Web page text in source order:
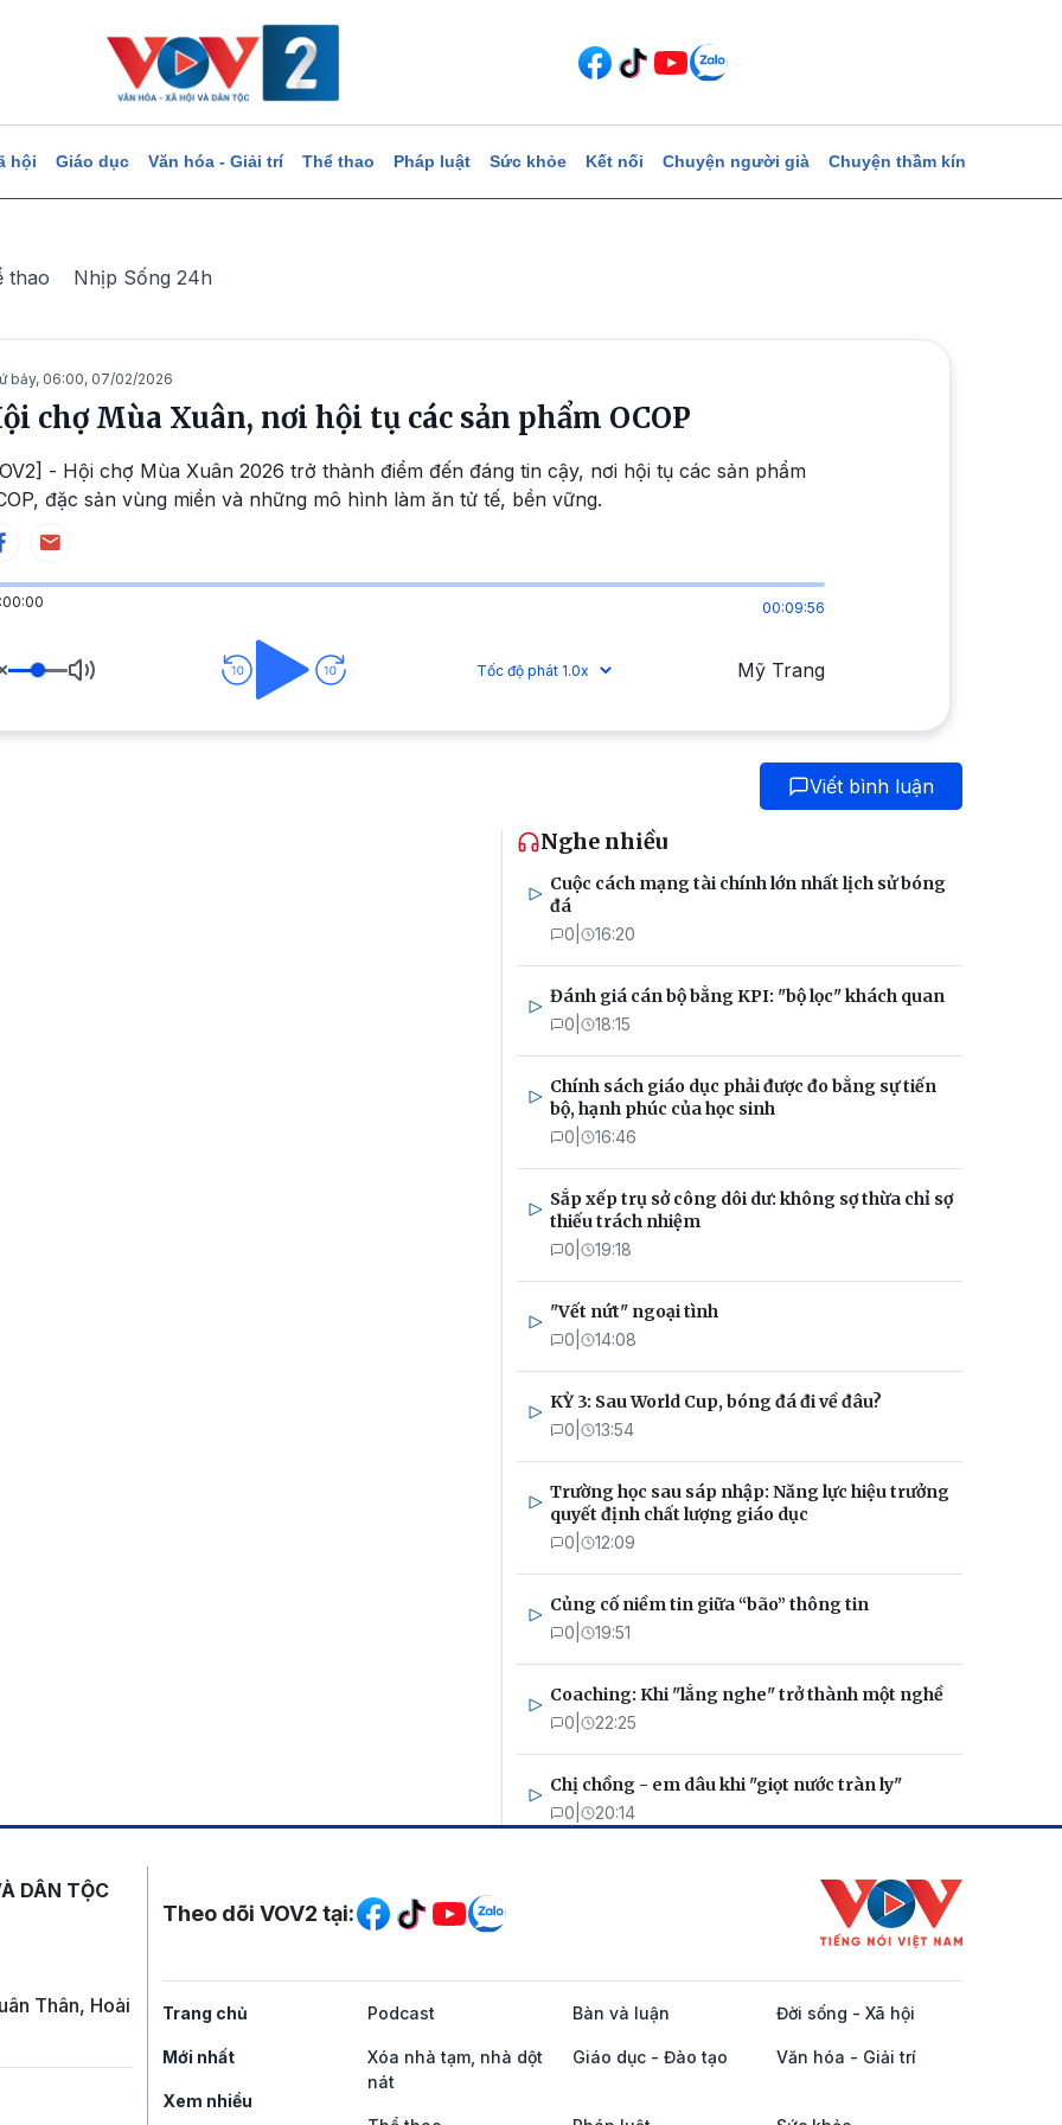
hội Giáo dục Văn hóa - Giải trí Thể thao Pháp luật Sức khỏe Kết nối Chuyện người già Chuyện thầm kín
thao Nhịp Sống 24h
bảy, 06:00, 07/02/2026
chợ Mùa Xuân, nơi hội tụ các sản phẩm OCOP
- Hội chợ Mùa Xuân 2026 trở thành điểm đến đáng tin cậy, nơi hội tụ các sản phẩm
đặc sản vùng miền và những mô hình làm ăn tử tế, bền vững.
00:09:56
Mỹ Trang
Viết bình luận
Nghe nhiều
Cuộc cách mạng tài chính lớn nhất lịch sử bóng
đá
0 16:20
Đánh giá cán bộ bằng KPI: "bộ lọc" khách quan
0 18:15
Chính sách giáo dục phải được đo bằng sự tiến
bộ, hạnh phúc của học sinh
0 16:46
Sắp xếp trụ sở công dôi dư: không sợ thừa chỉ sợ
thiếu trách nhiệm
0 19:18
"Vết nứt" ngoại tình
0 14:08
KỲ 3: Sau World Cup, bóng đá đi về đâu?
0 13:54
Trường học sau sáp nhập: Năng lực hiệu trưởng
quyết định chất lượng giáo dục
0 12:09
Củng cố niềm tin giữa “bão” thông tin
0 19:51
Coaching: Khi "lắng nghe" trở thành một nghề
0 22:25
Chị chồng - em dâu khi "giọt nước tràn ly"
0 20:14
DÂN TỘC
Thân, Hoài
Mạng xã hội
Theo dõi VOV2 tại:
Trang chủ
Mới nhất
Xem nhiều
Podcast Bàn và luận Đời sống - Xã hội
Xóa nhà tạm, nhà dột
nát
Giáo dục - Đào tạo Văn hóa - Giải trí